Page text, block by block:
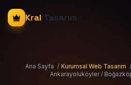
Kral Tasarım
Ana Sayfa / Kurumsal Web Tasarım /
Ankarayoluköyler /